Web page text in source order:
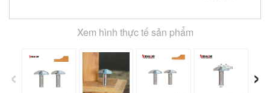
Xem hình thực tế sản phẩm
‹ ›